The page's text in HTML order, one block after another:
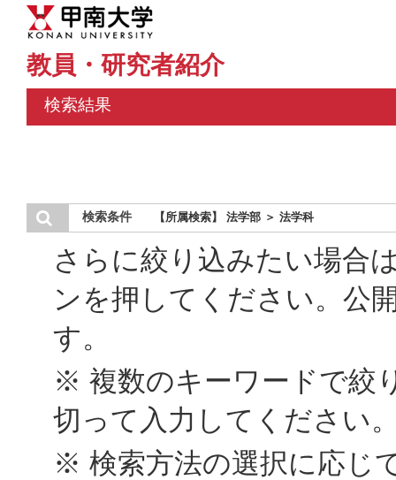
教員・研究者紹介
検索結果
検索条件 【所属検索】 法学部 ＞ 法学科
さらに絞り込みたい場合
ンを押してください。公
す。
※ 複数のキーワードで絞
切って入力してください
※ 検索方法の選択に応じ